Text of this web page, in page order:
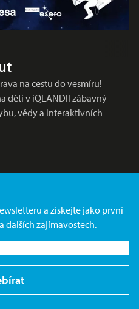
na cestu do vesmíru!
děti v iQLANDII zábavný
vědy a interaktivních
a získejte jako první
dalších zajímavostech.